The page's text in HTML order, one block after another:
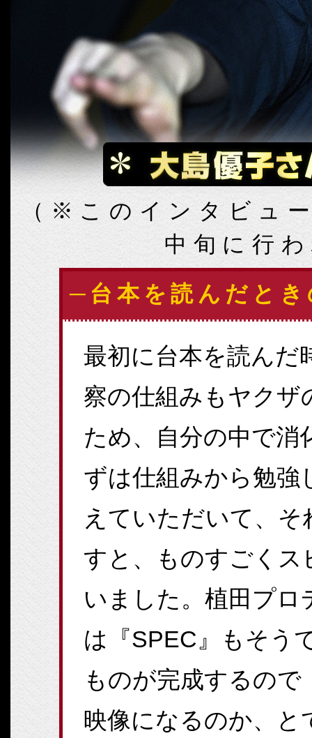
（※このインタビュ
中旬に行
─台本を読んだとき
最初に台本を読んだ
察の仕組みもヤクザ
ため、自分の中で消
ずは仕組みから勉強
えていただいて、
すと、ものすごくス
いました。植田プロ
は『SPEC』もそう
ものが完成するの
映像になるのか、